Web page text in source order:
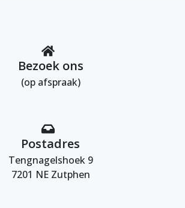
Bezoek ons
(op afspraak)
Postadres
Tengnagelshoek 9
7201 NE Zutphen